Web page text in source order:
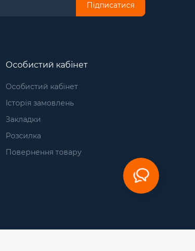
Підписатися
Особистий кабінет
Особистий кабінет
Історія замовлень
Закладки
Розсилка
Повернення товару